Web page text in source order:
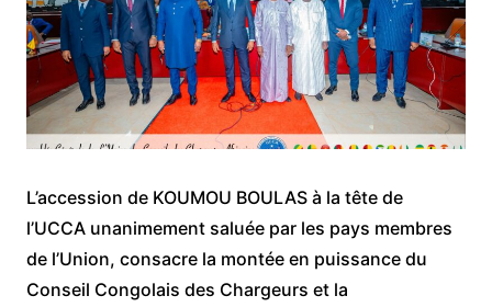
L’accession de KOUMOU BOULAS à la tête de
l’UCCA unanimement saluée par les pays membres
de l’Union, consacre la montée en puissance du
Conseil Congolais des Chargeurs et la